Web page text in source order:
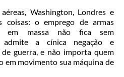
Washington, Londres e
coisas: o emprego de armas
em massa não fica sem
admite a cínica negação e
guerra, e não importa quem
em movimento sua máquina de